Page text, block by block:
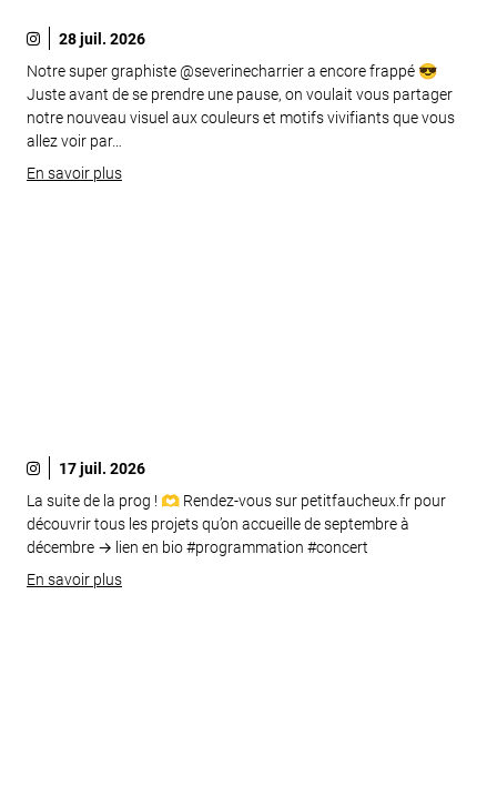
28 juil. 2026
Notre super graphiste @severinecharrier a encore frappé 😎
Juste avant de se prendre une pause, on voulait vous partager
notre nouveau visuel aux couleurs et motifs vivifiants que vous
allez voir par…
En savoir plus
17 juil. 2026
La suite de la prog ! 🫶 Rendez-vous sur petitfaucheux.fr pour
découvrir tous les projets qu’on accueille de septembre à
décembre → lien en bio #programmation #concert
En savoir plus